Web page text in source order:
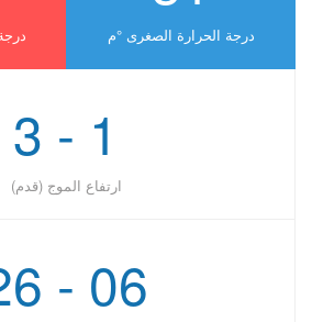
درجة الحرارة الصغرى °ﻡ
1 - 3
ارتفاع الموج (قدم)
06 - 26